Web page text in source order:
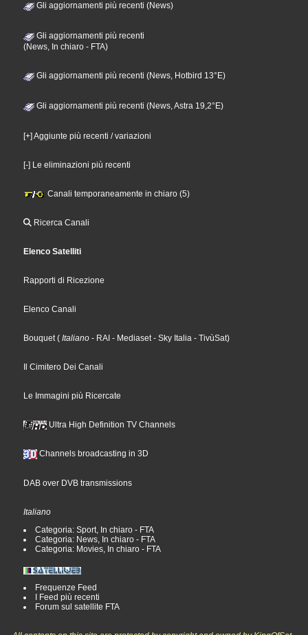
Gli aggiornamenti più recenti (News)
Gli aggiornamenti più recenti
(News, In chiaro - FTA)
Gli aggiornamenti più recenti (News, Hotbird 13°E)
Gli aggiornamenti più recenti (News, Astra 19,2°E)
[+] Aggiunte più recenti / variazioni
[-] Le eliminazioni più recenti
Canali temporaneamente in chiaro (5)
Ricerca Canali
Elenco Satelliti
Rapporti di Ricezione
Elenco Canali
Bouquet( Italiano - RAI - Mediaset- Sky Italia - TivùSat)
Il Cimitero Dei Canali
Le Immagini più Ricercate
Ultra High Definition TV Channels
Channels broadcasting in 3D
DAB over DVB transmissions
Italiano
Categoria: Sport, In chiaro - FTA
Categoria: News, In chiaro - FTA
Categoria: Movies, In chiaro - FTA
Frequenze Feed
I Feed più recenti
Forum sul satellite FTA